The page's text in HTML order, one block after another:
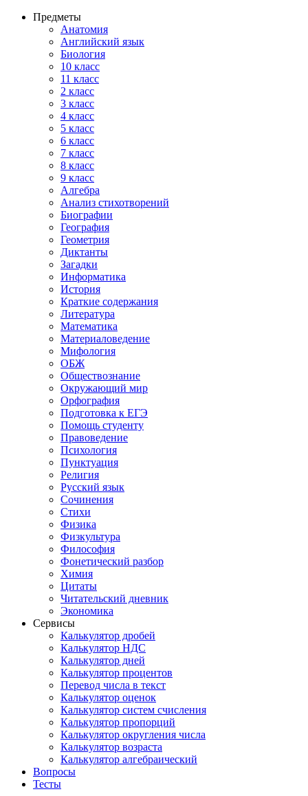
Предметы
Анатомия
Английский язык
Биология
10 класс
11 класс
2 класс
3 класс
4 класс
5 класс
6 класс
7 класс
8 класс
9 класс
Алгебра
Анализ стихотворений
Биографии
География
Геометрия
Диктанты
Загадки
Информатика
История
Краткие содержания
Литература
Математика
Материаловедение
Мифология
ОБЖ
Обществознание
Окружающий мир
Орфография
Подготовка к ЕГЭ
Помощь студенту
Правоведение
Психология
Пунктуация
Религия
Русский язык
Сочинения
Стихи
Физика
Физкультура
Философия
Фонетический разбор
Химия
Цитаты
Читательский дневник
Экономика
Сервисы
Калькулятор дробей
Калькулятор НДС
Калькулятор дней
Калькулятор процентов
Перевод числа в текст
Калькулятор оценок
Калькулятор систем счисления
Калькулятор пропорций
Калькулятор округления числа
Калькулятор возраста
Калькулятор алгебраический
Вопросы
Тесты